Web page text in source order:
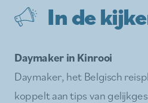
In de
Daymaker in Kinrooi
Daymaker, het Belgisch
koppelt aan tips van